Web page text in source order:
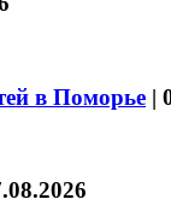
в Поморье |